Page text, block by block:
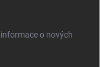
o nových